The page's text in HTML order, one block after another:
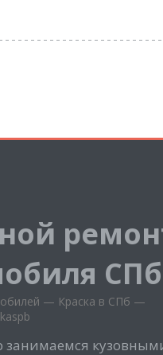
СПб
— Краска в СПб —